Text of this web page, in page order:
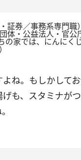
証券／事務系専門職）
・公益法人・官公
の家では、にんにく
ね。もしかして
も、スタミナが